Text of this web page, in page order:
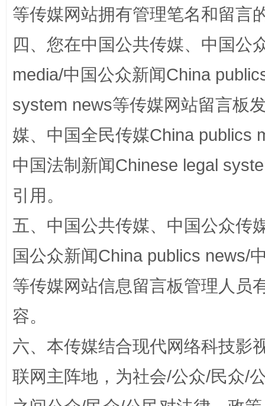
“蜀中异人”王建安的艺术幻境
等传媒网站拥有管理笔名和留言
四、您在中国公共传媒、中国公
media/中国公众新闻China
system news等传媒网站留言板
媒、中国全民传媒China publics
中国法制新闻Chinese legal
引用。
五、中国公共传媒、中国公众传
国公众新闻China publics news/
等传媒网站信息留言板管理人员
容。
六、本传媒结合现代网络科技影
联网主阵地，为社会/公众/民众/